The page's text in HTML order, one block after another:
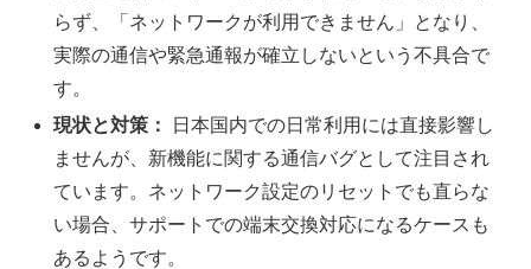
らず、「ネットワークが利用できません」となり、
実際の通信や緊急通報が確立しないという不具合で
す。
現状と対策：
日本国内での日常利用には直接影響し
ませんが、新機能に関する通信バグとして注目され
ています。ネットワーク設定のリセットでも直らな
い場合、サポートでの端末交換対応になるケースも
あるようです。